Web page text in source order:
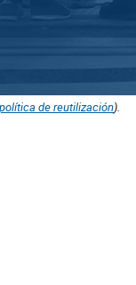
de reutilización).